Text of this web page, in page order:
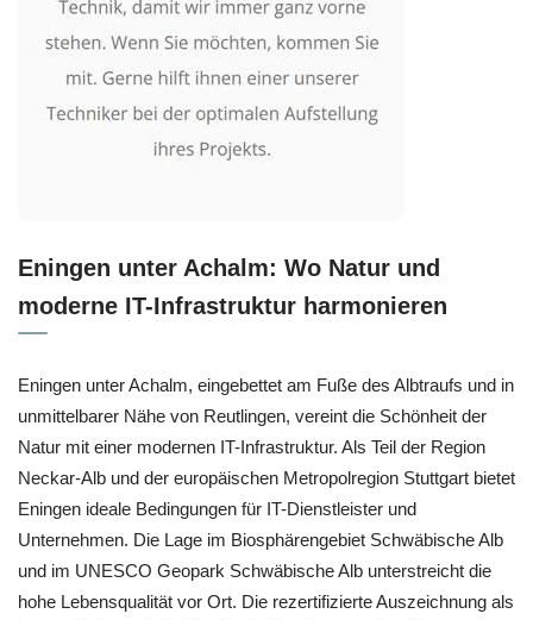
Eningen unter Achalm: Wo Natur und
moderne IT-Infrastruktur harmonieren
Eningen unter Achalm, eingebettet am Fuße des Albtraufs und in
unmittelbarer Nähe von Reutlingen, vereint die Schönheit der
Natur mit einer modernen IT-Infrastruktur. Als Teil der Region
Neckar-Alb und der europäischen Metropolregion Stuttgart bietet
Eningen ideale Bedingungen für IT-Dienstleister und
Unternehmen. Die Lage im Biosphärengebiet Schwäbische Alb
und im UNESCO Geopark Schwäbische Alb unterstreicht die
hohe Lebensqualität vor Ort. Die rezertifizierte Auszeichnung als